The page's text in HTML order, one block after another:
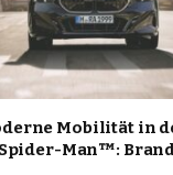
Mobilität in
Man™: Brand